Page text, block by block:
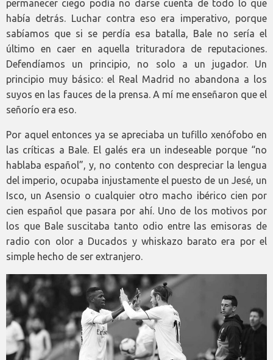
permanecer ciego podía no darse cuenta de todo lo que
había detrás. Luchar contra eso era imperativo, porque
sabíamos que si se perdía esa batalla, Bale no sería el
último en caer en aquella trituradora de reputaciones.
Defendíamos un principio, no solo a un jugador. Un
principio muy básico: el Real Madrid no abandona a los
suyos en las fauces de la prensa. A mí me enseñaron que el
señorío era eso.
Por aquel entonces ya se apreciaba un tufillo xenófobo en
las críticas a Bale. El galés era un indeseable porque “no
hablaba español”, y, no contento con despreciar la lengua
del imperio, ocupaba injustamente el puesto de un Jesé, un
Isco, un Asensio o cualquier otro macho ibérico cien por
cien español que pasara por ahí. Uno de los motivos por
los que Bale suscitaba tanto odio entre las emisoras de
radio con olor a Ducados y whiskazo barato era por el
simple hecho de ser extranjero.